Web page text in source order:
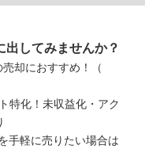
出してみませんか？
売却におすすめ！（
特化！未収益化・アク
手軽に売りたい場合は